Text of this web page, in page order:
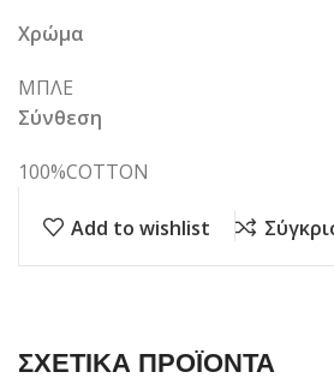
Χρώμα
ΜΠΛΕ
Σύνθεση
100%COTTON
Add to wishlist
ΣΧΕΤΙΚΑ ΠΡΟΪΟΝΤΑ